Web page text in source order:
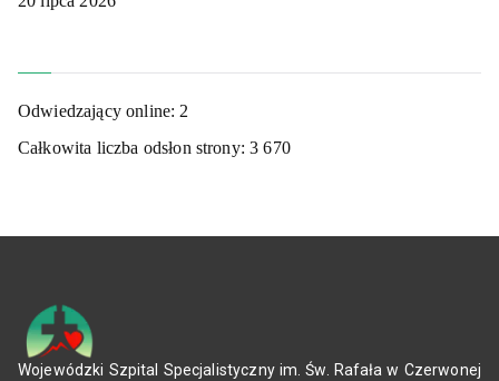
Odwiedzający online: 2
Całkowita liczba odsłon strony:3 670
Wojewódzki Szpital Specjalistyczny im. Św. Rafała w Czerwonej